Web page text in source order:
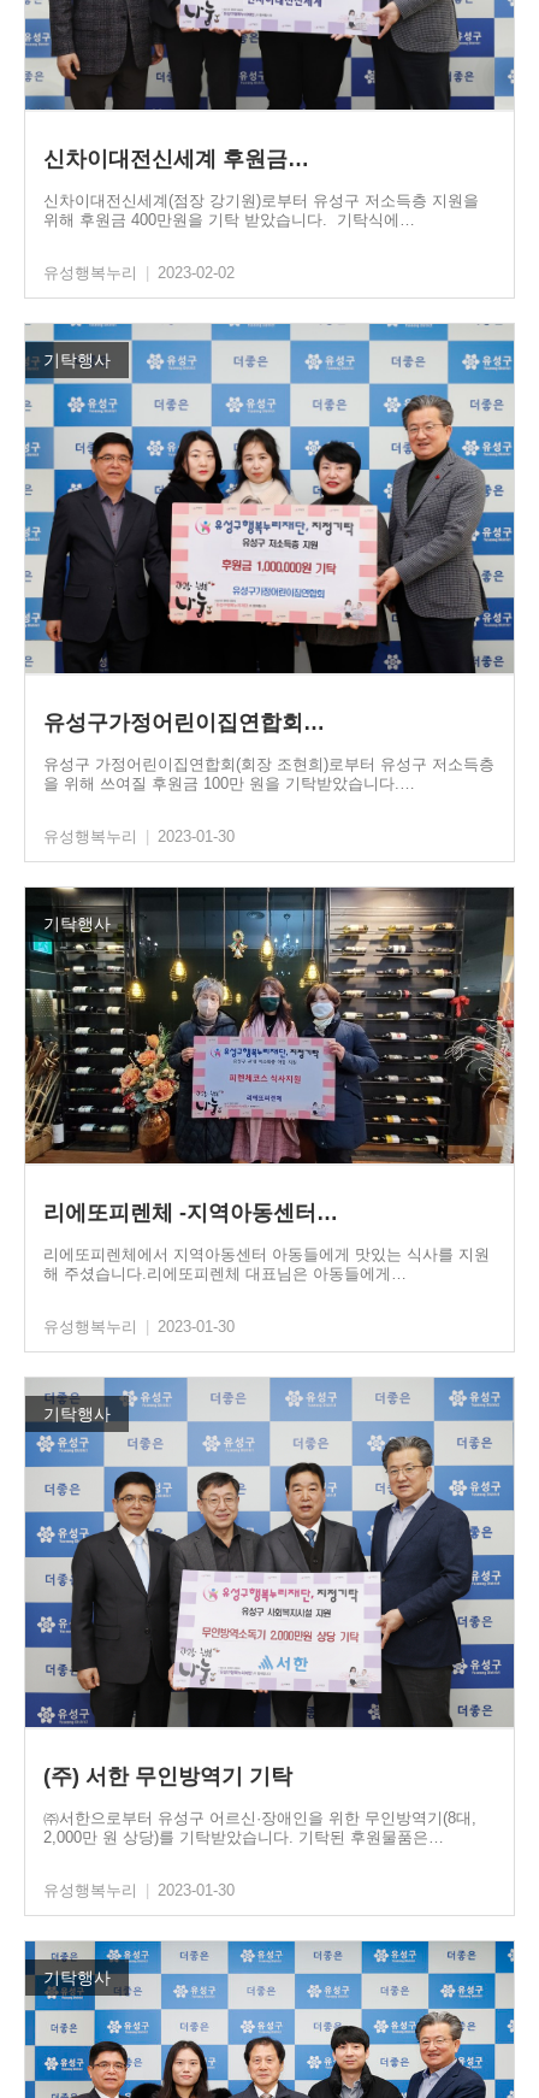
신차이대전신세계 후원금…
신차이대전신세계(점장 강기원)로부터 유성구 저소득층 지원을
위해 후원금 400만원을 기탁 받았습니다. 기탁식에…
유성행복누리 2023-02-02
기탁행사
유성구가정어린이집연합회…
유성구 가정어린이집연합회(회장 조현희)로부터 유성구 저소득층
을 위해 쓰여질 후원금 100만 원을 기탁받았습니다.…
유성행복누리 2023-01-30
기탁행사
리에또피렌체 -지역아동센터…
리에또피렌체에서 지역아동센터 아동들에게 맛있는 식사를 지원
해 주셨습니다.리에또피렌체 대표님은 아동들에게…
유성행복누리 2023-01-30
기탁행사
(주) 서한 무인방역기 기탁
㈜서한으로부터 유성구 어르신·장애인을 위한 무인방역기(8대,
2,000만 원 상당)를 기탁받았습니다. 기탁된 후원물품은…
유성행복누리 2023-01-30
기탁행사